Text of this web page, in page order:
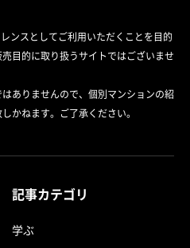
ンスとしてご利用いただくことを目的
目的に取り扱うサイトではございませ
ありませんので、個別マンションの紹
かねます。ご了承ください。
記事カテゴリ
学ぶ